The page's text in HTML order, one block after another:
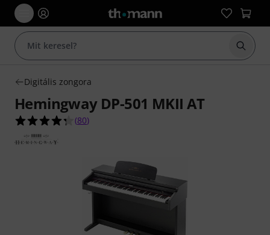
Digitális zongora
Hemingway DP-501 MKII AT
4.3/5 csillag, összesen 80 értékelés alapján
(80)